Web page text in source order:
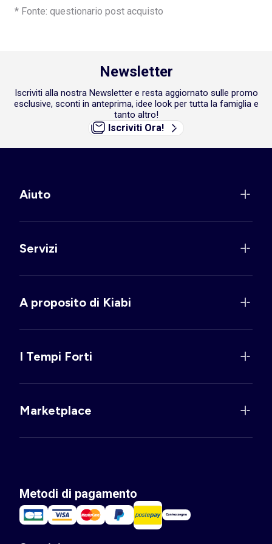
* Fonte: questionario post acquisto
Newsletter
Iscriviti alla nostra Newsletter e resta aggiornato sulle promo
esclusive, sconti in anteprima, idee look per tutta la famiglia e
tanto altro!
Iscriviti Ora!
Aiuto
Servizi
A proposito di Kiabi
I Tempi Forti
Marketplace
Metodi di pagamento